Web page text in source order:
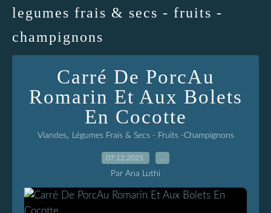
legumes frais & secs - fruits -
champignons
Carré De PorcAu
Romarin Et Aux Bolets
En Cocotte
Viandes, Légumes Frais & Secs - Fruits -Champignons
07.12.2025
Par Ana Luthi